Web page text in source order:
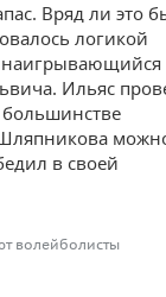
Вряд ли это
логикой
Ильяс
в своей
волейболисты